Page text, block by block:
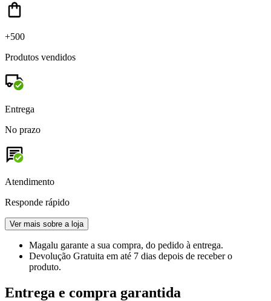
+500
Produtos vendidos
Entrega
No prazo
Atendimento
Responde rápido
Ver mais sobre a loja
Magalu garante a sua compra, do pedido à entrega.
Devolução Gratuita em até 7 dias depois de receber o
produto.
Entrega e compra garantida